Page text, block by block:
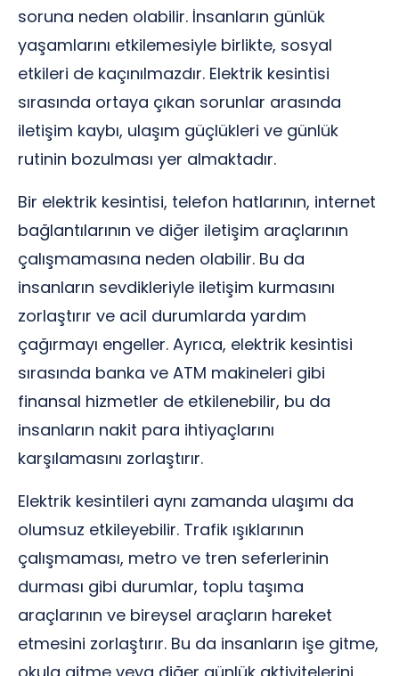
soruna neden olabilir. İnsanların günlük
yaşamlarını etkilemesiyle birlikte, sosyal
etkileri de kaçınılmazdır. Elektrik kesintisi
sırasında ortaya çıkan sorunlar arasında
iletişim kaybı, ulaşım güçlükleri ve günlük
rutinin bozulması yer almaktadır.
Bir elektrik kesintisi, telefon hatlarının, internet
bağlantılarının ve diğer iletişim araçlarının
çalışmamasına neden olabilir. Bu da
insanların sevdikleriyle iletişim kurmasını
zorlaştırır ve acil durumlarda yardım
çağırmayı engeller. Ayrıca, elektrik kesintisi
sırasında banka ve ATM makineleri gibi
finansal hizmetler de etkilenebilir, bu da
insanların nakit para ihtiyaçlarını
karşılamasını zorlaştırır.
Elektrik kesintileri aynı zamanda ulaşımı da
olumsuz etkileyebilir. Trafik ışıklarının
çalışmaması, metro ve tren seferlerinin
durması gibi durumlar, toplu taşıma
araçlarının ve bireysel araçların hareket
etmesini zorlaştırır. Bu da insanların işe gitme,